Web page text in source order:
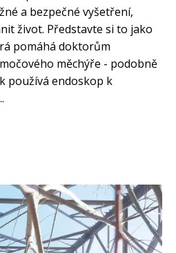
a bezpečné vyšetření,
život. Představte si to jako
pomáhá doktorům
měchýře - podobně
používá endoskop k